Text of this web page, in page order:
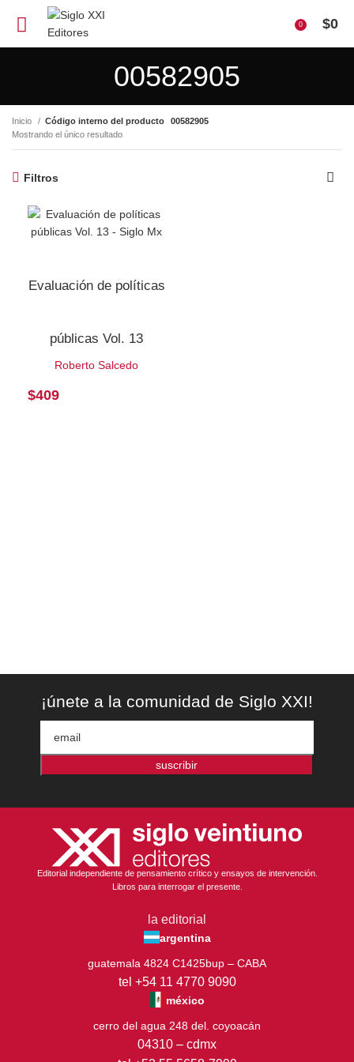
0 $0
00582905
Inicio Código interno del producto
00582905
Mostrando el único resultado
Filtros
Evaluación de políticas
públicas Vol. 13
Roberto Salcedo
$409
¡únete a la comunidad de Siglo XXI!
suscribir
Editorial independiente de pensamiento crítico y ensayos de intervención.
Libros para interrogar el presente.
la editorial
argentina
guatemala 4824 C1425bup – CABA
tel +54 11 4770 9090
méxico
cerro del agua 248 del. coyoacán
04310 – cdmx